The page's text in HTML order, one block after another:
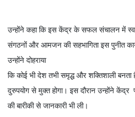
उन्होंने कहा कि इस केंद्र के सफल संचालन में
संगठनों और आमजन की सहभागिता इस पुनीत
उन्होंने दोहराया
कि कोई भी देश तभी समृद्ध और शक्तिशाली
दुरुपयोग से मुक्त होगा। इस दौरान उन्होंने केंद्र
की बारीकी से जानकारी भी ली।